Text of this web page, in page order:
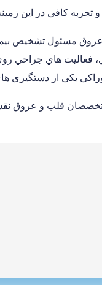
کافی در این
مسئول تشخیص
فعاليت هاي جراحي
يكى از دستگيرى
قلب و عروق نقش